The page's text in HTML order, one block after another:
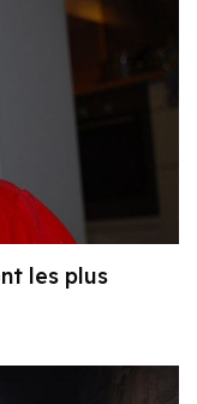
les plus